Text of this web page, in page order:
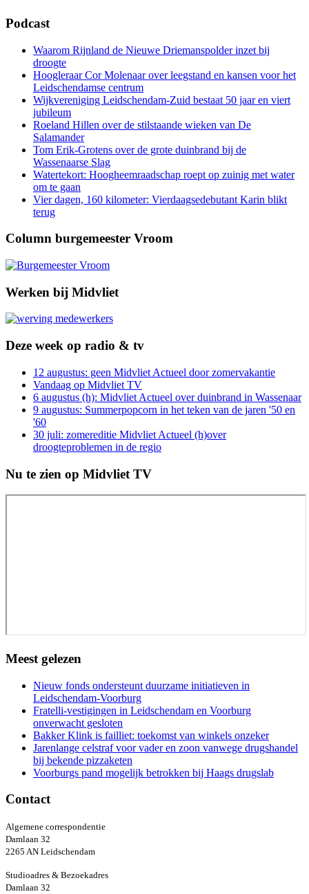
Podcast
Waarom Rijnland de Nieuwe Driemanspolder inzet bij
droogte
Hoogleraar Cor Molenaar over leegstand en kansen voor het
Leidschendamse centrum
Wijkvereniging Leidschendam-Zuid bestaat 50 jaar en viert
jubileum
Roeland Hillen over de stilstaande wieken van De
Salamander
Tom Erik-Grotens over de grote duinbrand bij de
Wassenaarse Slag
Watertekort: Hoogheemraadschap roept op zuinig met water
om te gaan
Vier dagen, 160 kilometer: Vierdaagsedebutant Karin blikt
terug
Column burgemeester Vroom
Werken bij Midvliet
Deze week op radio & tv
12 augustus: geen Midvliet Actueel door zomervakantie
Vandaag op Midvliet TV
6 augustus (h): Midvliet Actueel over duinbrand in Wassenaar
9 augustus: Summerpopcorn in het teken van de jaren '50 en
'60
30 juli: zomereditie Midvliet Actueel (h)over
droogteproblemen in de regio
Nu te zien op Midvliet TV
Meest gelezen
Nieuw fonds ondersteunt duurzame initiatieven in
Leidschendam-Voorburg
Fratelli-vestigingen in Leidschendam en Voorburg
onverwacht gesloten
Bakker Klink is failliet: toekomst van winkels onzeker
Jarenlange celstraf voor vader en zoon vanwege drugshandel
bij bekende pizzaketen
Voorburgs pand mogelijk betrokken bij Haags drugslab
Contact
Algemene correspondentie
Damlaan 32
2265 AN Leidschendam
Studioadres & Bezoekadres
Damlaan 32